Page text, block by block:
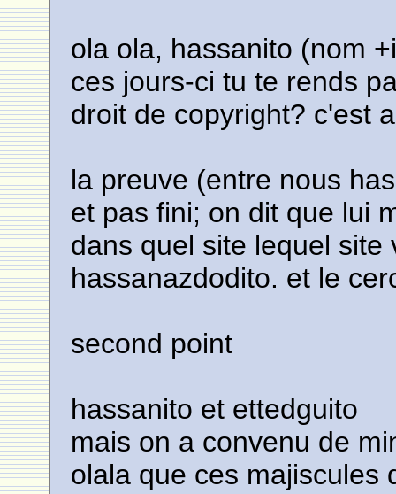
ola ola, hassanito (nom
ces jours-ci tu te rends
droit de copyright? c'est
la preuve (entre nous
et pas fini; on dit que lui
dans quel site lequel site
hassanazdodito. et le
second point
hassanito et ettedguito
mais on a convenu de
olala que ces majiscules